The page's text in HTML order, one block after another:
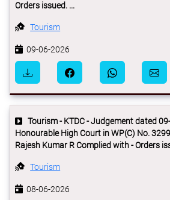
Orders issued. ...
Tourism
09-06-2026
Tourism - KTDC - Judgement dated
Honourable High Court in WP(C) No.
Rajesh Kumar R Complied with - Orders
Tourism
08-06-2026